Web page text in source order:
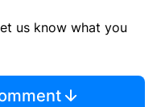
us know what you